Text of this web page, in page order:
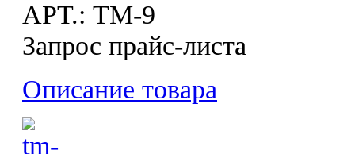
APT.: ТМ-9
Запрос прайс-листа
Описание товара